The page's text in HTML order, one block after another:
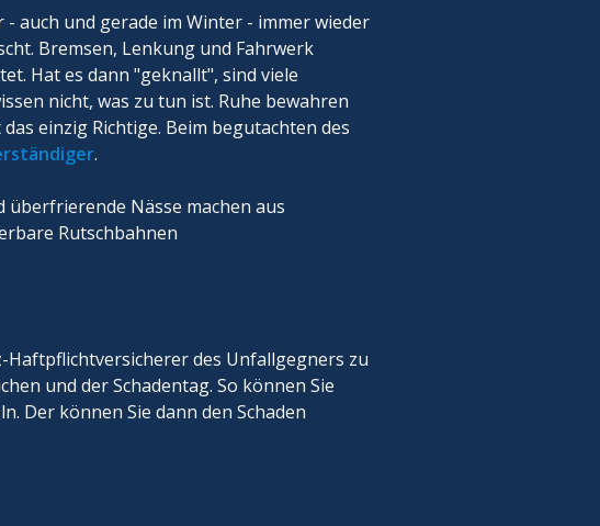
auch und gerade im Winter - immer wieder
Bremsen, Lenkung und Fahrwerk
Hat es dann "geknallt", sind viele
nicht, was zu tun ist. Ruhe bewahren
einzig Richtige. Beim begutachten des
.
Nässe machen aus
Rutschbahnen
Haftpflichtversicherer des Unfallgegners zu
und der Schadentag. So können Sie
Der können Sie dann den Schaden